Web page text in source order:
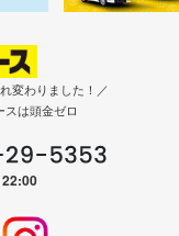
変わりました！／
は頭金ゼロ